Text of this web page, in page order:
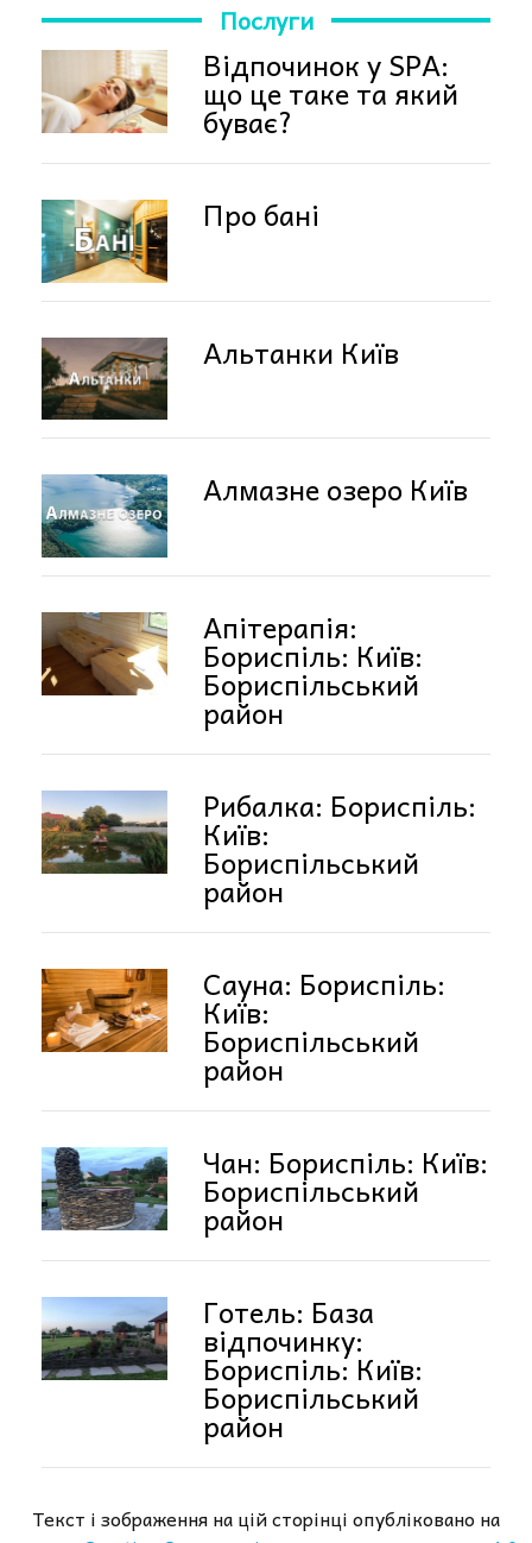
Послуги
Відпочинок у SPA:
що це таке та який
буває?
Про бані
Альтанки Київ
Алмазне озеро Київ
Апітерапія:
Бориспіль: Київ:
Бориспільський
район
Рибалка: Бориспіль:
Київ:
Бориспільський
район
Сауна: Бориспіль:
Київ:
Бориспільський
район
Чан: Бориспіль: Київ:
Бориспільський
район
Готель: База
відпочинку:
Бориспіль: Київ:
Бориспільський
район
Текст і зображення на цій сторінці опубліковано на